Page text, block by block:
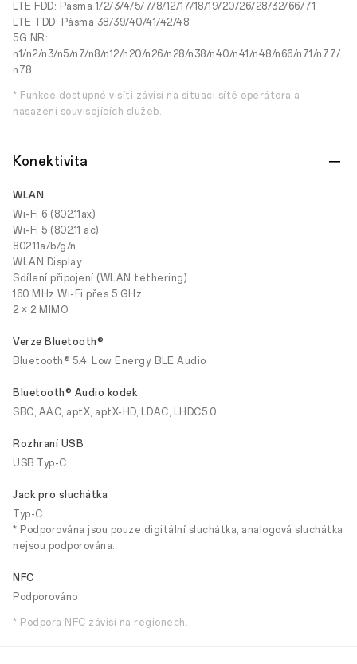
LTE FDD: Pásma 1/2/3/4/5/7/8/12/17/18/19/20/26/28/32/66/71
LTE TDD: Pásma 38/39/40/41/42/48
5G NR:
n1/n2/n3/n5/n7/n8/n12/n20/n26/n28/n38/n40/n41/n48/n66/n71/n77/
n78
* Funkce dostupné v síti závisí na situaci sítě operátora a
nasazení souvisejících služeb.
Konektivita
WLAN
Wi-Fi 6 (802.11ax)
Wi-Fi 5 (802.11 ac)
802.11a/b/g/n
WLAN Display
Sdílení připojení (WLAN tethering)
160 MHz Wi-Fi přes 5 GHz
2 × 2 MIMO
Verze Bluetooth®
Bluetooth® 5.4, Low Energy, BLE Audio
Bluetooth® Audio kodek
SBC, AAC, aptX, aptX-HD, LDAC, LHDC5.0
Rozhraní USB
USB Typ-C
Jack pro sluchátka
Typ-C
* Podporována jsou pouze digitální sluchátka, analogová sluchátka
nejsou podporována.
NFC
Podporováno
* Podpora NFC závisí na regionech.